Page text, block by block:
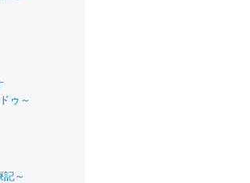
ゥ～
記～